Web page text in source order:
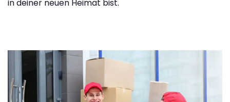
in deiner neuen Heimat bist.